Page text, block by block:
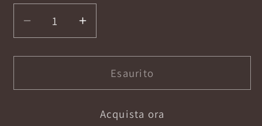
Diminuisci
quantità
per
DUSE
Aumenta
quantità
per
ELEONORA
DUSE
DE
Esaurito
Acquista ora